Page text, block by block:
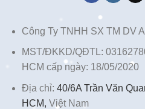
Công Ty TNHH SX TM DV
MST/ĐKKD/QĐTL:
HCM cấp ngày: 18/05/2020
Địa chỉ: 40/6A Trần Văn
HCM, Việt Nam